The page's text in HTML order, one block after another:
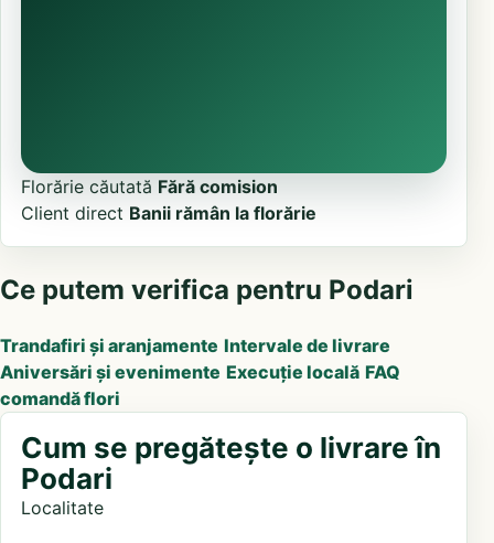
Florărie căutată Fără comision
Client direct Banii rămân la florărie
Ce putem verifica pentru Podari
Trandafiri și aranjamente Intervale de livrare
Aniversări și evenimente Execuție locală FAQ
comandă flori
Cum se pregătește o livrare în
Podari
Localitate